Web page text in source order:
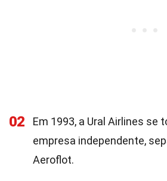
02
Em 1993, a Ural Airlines se
empresa independente,
Aeroflot.